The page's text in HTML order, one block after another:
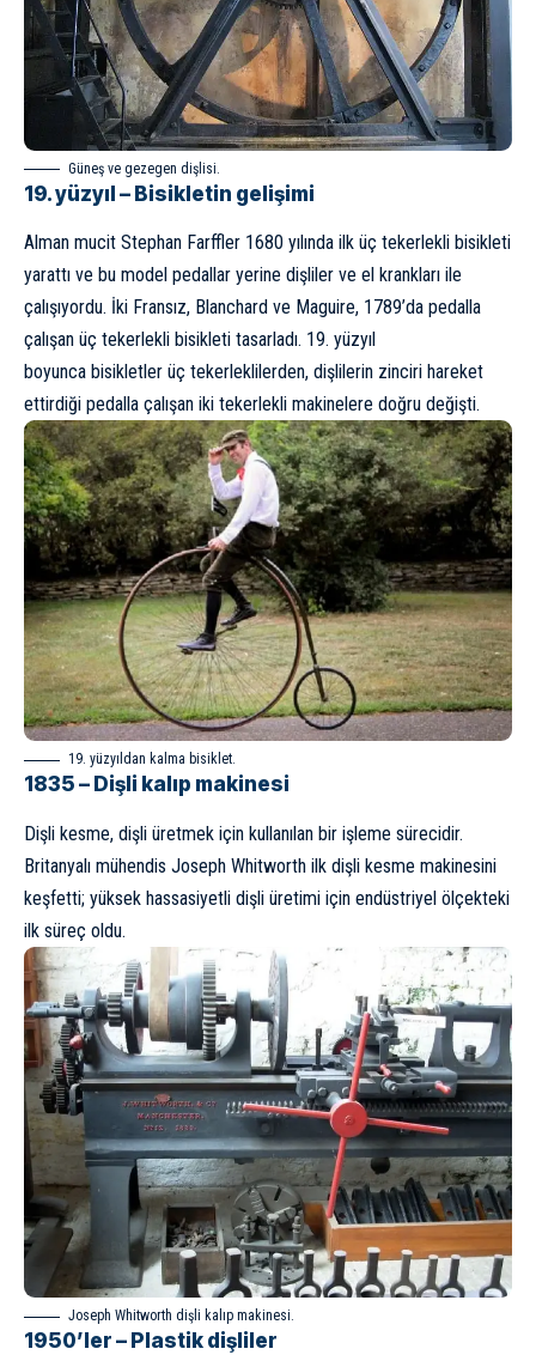
Güneş ve gezegen dişlisi.
19. yüzyıl – Bisikletin gelişimi
Alman mucit Stephan Farffler 1680 yılında ilk üç tekerlekli bisikleti
yarattı ve bu model pedallar yerine dişliler ve el krankları ile
çalışıyordu. İki Fransız, Blanchard ve Maguire, 1789’da pedalla
çalışan üç tekerlekli bisikleti tasarladı. 19. yüzyıl
boyunca bisikletler üç tekerleklilerden, dişlilerin zinciri hareket
ettirdiği pedalla çalışan iki tekerlekli makinelere doğru değişti.
19. yüzyıldan kalma bisiklet.
1835 – Dişli kalıp makinesi
Dişli kesme, dişli üretmek için kullanılan bir işleme sürecidir.
Britanyalı mühendis Joseph Whitworth ilk dişli kesme makinesini
keşfetti; yüksek hassasiyetli dişli üretimi için endüstriyel ölçekteki
ilk süreç oldu.
Joseph Whitworth dişli kalıp makinesi.
1950’ler – Plastik dişliler